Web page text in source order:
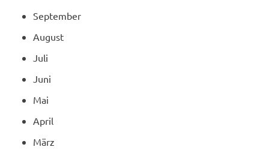
September
August
Juli
Juni
Mai
April
März